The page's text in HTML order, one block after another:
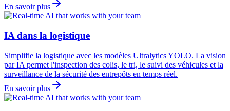
En savoir plus
IA dans la logistique
Simplifie la logistique avec les modèles Ultralytics YOLO. La vision
par IA permet l'inspection des colis, le tri, le suivi des véhicules et la
surveillance de la sécurité des entrepôts en temps réel.
En savoir plus